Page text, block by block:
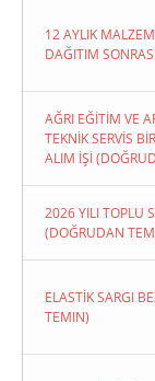
12 AYLIK
DAĞITIM
AĞRI EĞİTİM VE
TEKNİK SERVİS
ALIM İŞİ
2026 YILI TOPLU
(DOĞRUDAN
ELASTİK SARGI
TEMIN)